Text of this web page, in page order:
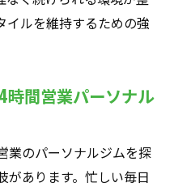
イルを維持するための強
時間営業パーソナル
業のパーソナルジムを探
があります。忙しい毎日